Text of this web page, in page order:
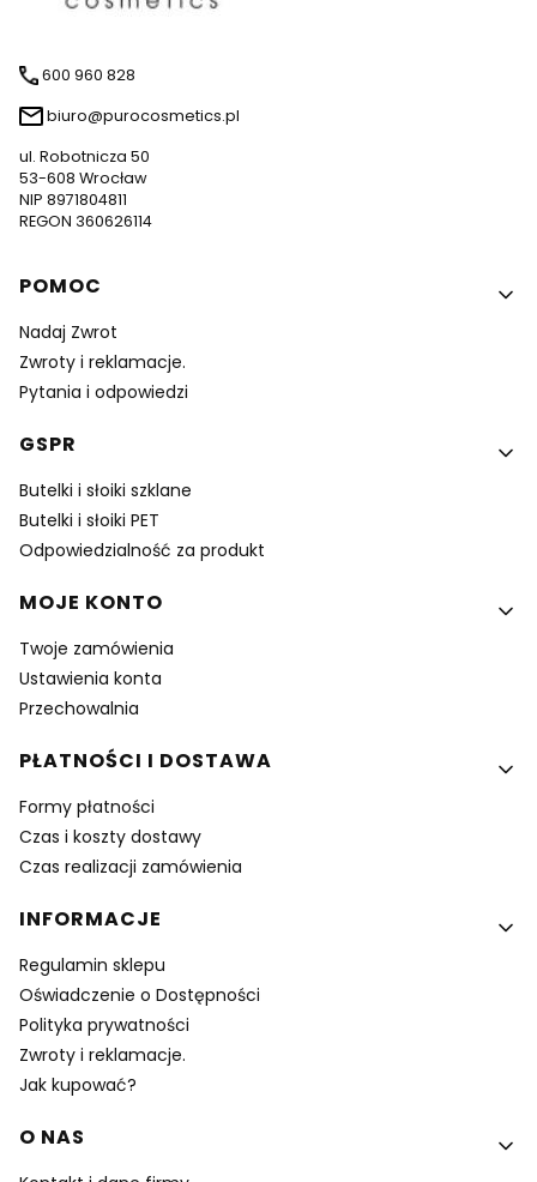
600 960 828
biuro@purocosmetics.pl
ul. Robotnicza 50
53-608 Wrocław
NIP 8971804811
REGON 360626114
Linki w stopce
POMOC
Nadaj Zwrot
Zwroty i reklamacje.
Pytania i odpowiedzi
GSPR
Butelki i słoiki szklane
Butelki i słoiki PET
Odpowiedzialność za produkt
MOJE KONTO
Twoje zamówienia
Ustawienia konta
Przechowalnia
PŁATNOŚCI I DOSTAWA
Formy płatności
Czas i koszty dostawy
Czas realizacji zamówienia
INFORMACJE
Regulamin sklepu
Oświadczenie o Dostępności
Polityka prywatności
Zwroty i reklamacje.
Jak kupować?
O NAS